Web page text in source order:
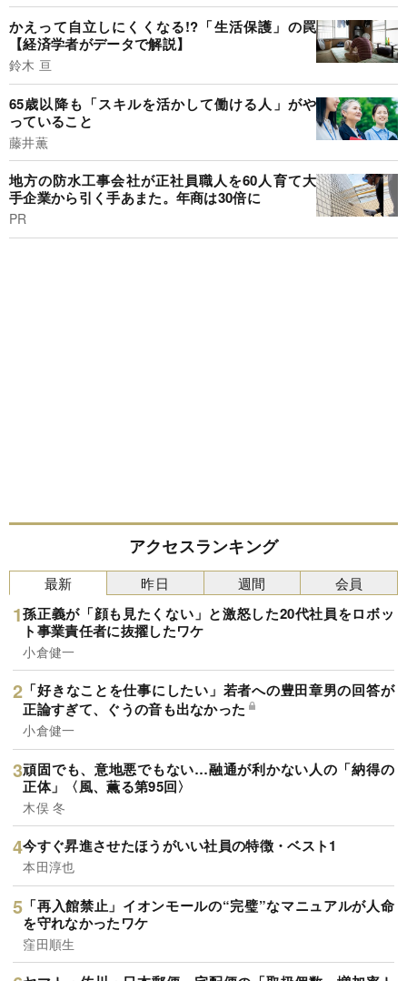
かえって自立しにくくなる!?「生活保護」の罠
【経済学者がデータで解説】
鈴木 亘
65歳以降も「スキルを活かして働ける人」がや
っていること
藤井薫
地方の防水工事会社が正社員職人を60人育て大
手企業から引く手あまた。年商は30倍に
PR
アクセスランキング
最新
孫正義が「顔も見たくない」と激怒した20代社員をロボッ
ト事業責任者に抜擢したワケ
小倉健一
「好きなことを仕事にしたい」若者への豊田章男の回答が
正論すぎて、ぐうの音も出なかった
小倉健一
頑固でも、意地悪でもない…融通が利かない人の「納得の
正体」〈風、薫る第95回〉
木俣 冬
今すぐ昇進させたほうがいい社員の特徴・ベスト1
本田淳也
「再入館禁止」イオンモールの“完璧”なマニュアルが人命
を守れなかったワケ
窪田順生
昨日 週間 会員